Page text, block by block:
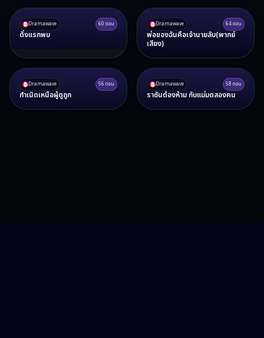
Dramawave 60 ตอน
ดั่งแรกพบ
Dramawave 64ตอน
พ่อของฉันคือเจ้านายลับ(พากย์
เสียง)
Dramawave 56 ตอน
กำเนิดเหนือผู้ดูถูก
Dramawave 58 ตอน
ราชันต้องห้าม กับแม่มดสองคน